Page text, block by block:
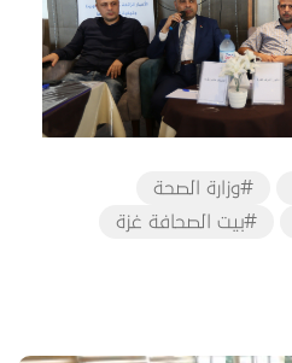
#وزارة الصحة
#بيت الصحافة غزة